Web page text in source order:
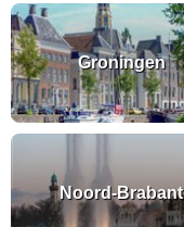
Groningen
Noord-Brabant